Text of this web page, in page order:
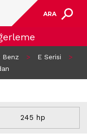
ARA
Benz > E Serisi
>
245 hp